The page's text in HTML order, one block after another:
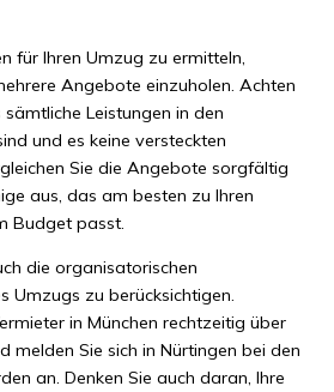
für Ihren Umzug zu ermitteln,
Angebote einzuholen. Achten
Leistungen in den
und es keine versteckten
Sie die Angebote sorgfältig
aus, das am besten zu Ihren
Budget passt.
die organisatorischen
Umzugs zu berücksichtigen.
in München rechtzeitig über
melden Sie sich in Nürtingen bei den
an. Denken Sie auch daran, Ihre